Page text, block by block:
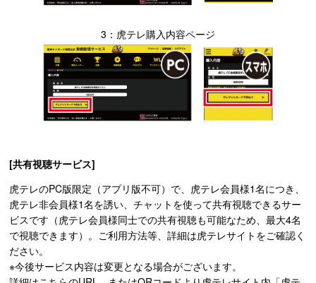
3：虎テレ購入内容ページ
[共有視聴サービス]
虎テレのPC版限定（アプリ版不可）で、虎テレ会員様1名につき、
虎テレ非会員様1名を誘い、チャットを使って共有視聴できるサー
ビスです（虎テレ会員様同士での共有視聴も可能なため、最大4名
で視聴できます）。ご利用方法等、詳細は虎テレサイトをご確認く
ださい。
※今後サービス内容は変更となる場合がございます。